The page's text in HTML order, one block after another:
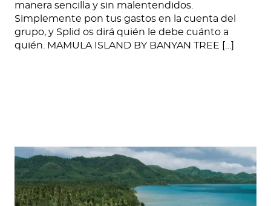
manera sencilla y sin malentendidos.
Simplemente pon tus gastos en la cuenta del
grupo, y Splid os dirá quién le debe cuánto a
quién. MAMULA ISLAND BY BANYAN TREE […]